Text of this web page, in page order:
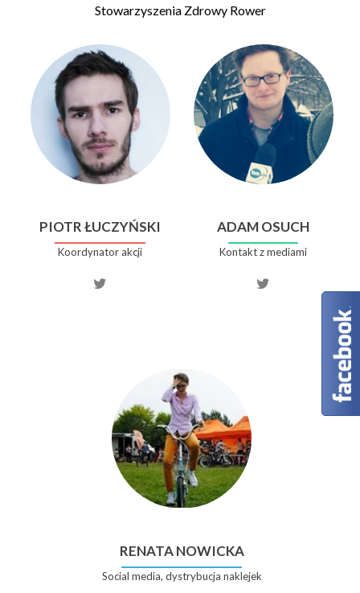
Stowarzyszenia Zdrowy Rower
PIOTR ŁUCZYŃSKI
Koordynator akcji
Twitter
ADAM OSUCH
Kontakt z mediami
Twitter
RENATA NOWICKA
Social media, dystrybucja naklejek